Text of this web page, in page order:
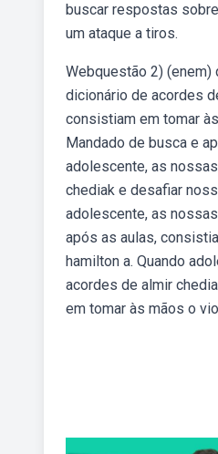
buscar respostas
um ataque a tiros.
Webquestão 2)
dicionário de acordes
consistiam em tomar
Mandado de busca e
adolescente, as
chediak e desafiar
adolescente, as
após as aulas,
hamilton a. Quando
acordes de almir
em tomar às mãos o